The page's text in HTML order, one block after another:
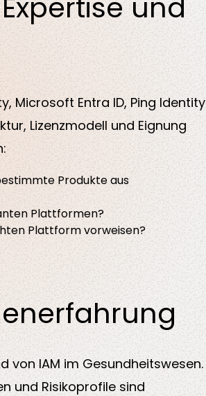
Microsoft Entra ID, Ping Identity
Lizenzmodell und Eignung
Produkte aus
Plattformen?
Plattform vorweisen?
von IAM im Gesundheitswesen.
und Risikoprofile sind